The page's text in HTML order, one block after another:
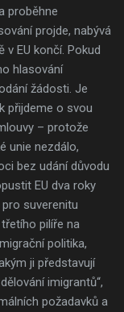
proběhne
projde, nabývá
EU končí. Pokud
hlasování
žádosti. Je
přijdeme o svou
– protože
unie nezdálo,
bez udání důvodu
EU dva roky
suverenitu
pilíře na
politika,
ji představují
imigrantů“,
požadavků a